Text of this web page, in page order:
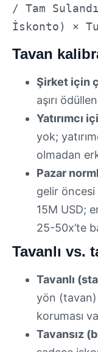
/ Tam
İskonto) ×
Tavan
Şirket için
aşırı
Yatırımcı
yok;
olmadan
Pazar
gelir
15M USD;
25-50x’te
Tavanlı vs.
Tavanlı
yön (tavan)
koruması
Tavansız